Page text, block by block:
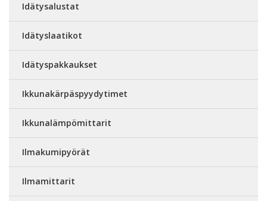
Idätysalustat
Idätyslaatikot
Idätyspakkaukset
Ikkunakärpäspyydytimet
Ikkunalämpömittarit
Ilmakumipyörät
Ilmamittarit